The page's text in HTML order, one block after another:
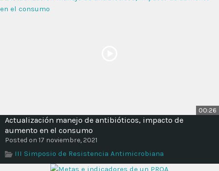
00:26
Actualización manejo de antibióticos, impacto de
aumento en el consumo
Posted on 17 noviembre, 2021
III Simposio de Resistencia Antimicrobiana